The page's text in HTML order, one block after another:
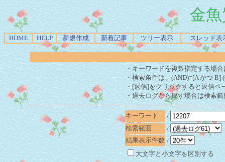
金
HOME HELP 新規作成 新着記事 ツリー表示 スレッド表
・キーワードを複数指定する場
・検索条件は、(AND)=[A かつ
・[返信]をクリックすると返信
・過去ログから探す場合は検索
キーワード
/
検索範囲
/
結果表示件数 /
大文字と小文字を区別する